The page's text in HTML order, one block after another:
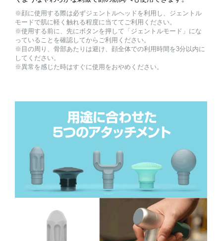
※顔に使用する際は必ずジェントルヘッドを利用し、ジェントル
モードで肌に軽く触れる程度に当ててご利用ください。
※使用する前に、先にボタンを押して「ジェントルモード」にな
っていることを確認してからご利用ください。
※目の周り、骨部あたりは避け、顔全体での利用時間を3分以内に
してください。
※異常を感じた時はすぐに使用をおやめください。